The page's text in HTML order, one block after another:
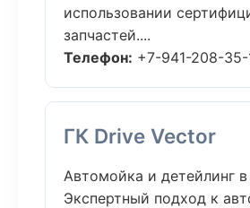
использовании
запчастей....
Телефон: +7-941-208-35-
ГК Drive Vector
Автомойка и детейлинг
Экспертный подход к